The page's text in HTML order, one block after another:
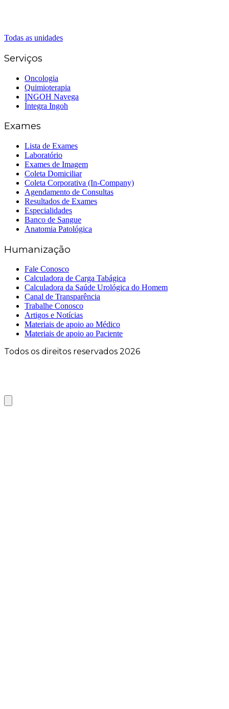
Todas as unidades
Serviços
Oncologia
Quimioterapia
INGOH Navega
Íntegra Ingoh
Exames
Lista de Exames
Laboratório
Exames de Imagem
Coleta Domiciliar
Coleta Corporativa (In-Company)
Agendamento de Consultas
Resultados de Exames
Especialidades
Banco de Sangue
Anatomia Patológica
Humanização
Fale Conosco
Calculadora de Carga Tabágica
Calculadora da Saúde Urológica do Homem
Canal de Transparência
Trabalhe Conosco
Artigos e Notícias
Materiais de apoio ao Médico
Materiais de apoio ao Paciente
Todos os direitos reservados 2026